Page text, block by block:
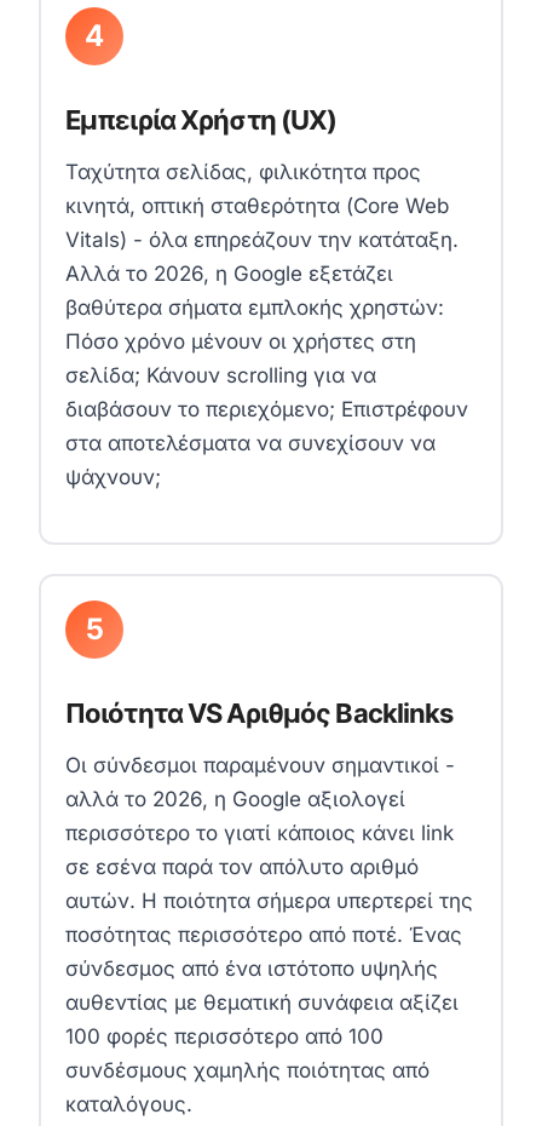
4
Εμπειρία Χρήστη (UX)
Ταχύτητα σελίδας, φιλικότητα προς
κινητά, οπτική σταθερότητα (Core Web
Vitals) - όλα επηρεάζουν την κατάταξη.
Αλλά το 2026, η Google εξετάζει
βαθύτερα σήματα εμπλοκής χρηστών:
Πόσο χρόνο μένουν οι χρήστες στη
σελίδα; Κάνουν scrolling για να
διαβάσουν το περιεχόμενο; Επιστρέφουν
στα αποτελέσματα να συνεχίσουν να
ψάχνουν;
5
Ποιότητα VS Αριθμός Backlinks
Οι σύνδεσμοι παραμένουν σημαντικοί -
αλλά το 2026, η Google αξιολογεί
περισσότερο το γιατί κάποιος κάνει link
σε εσένα παρά τον απόλυτο αριθμό
αυτών. Η ποιότητα σήμερα υπερτερεί της
ποσότητας περισσότερο από ποτέ. Ένας
σύνδεσμος από ένα ιστότοπο υψηλής
αυθεντίας με θεματική συνάφεια αξίζει
100 φορές περισσότερο από 100
συνδέσμους χαμηλής ποιότητας από
καταλόγους.